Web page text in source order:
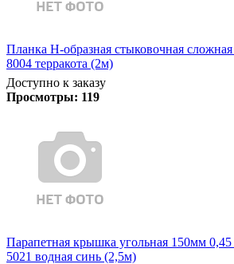
Планка Н-образная стыковочная
8004 терракота (2м)
Доступно к заказу
Просмотры: 119
Парапетная крышка угольная 150мм
5021 водная синь (2,5м)